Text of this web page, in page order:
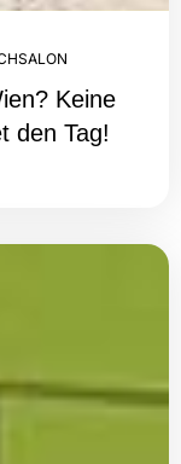
Keine
den Tag!